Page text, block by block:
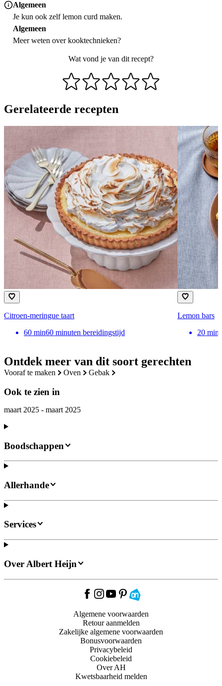
Ontdek meer van dit soort gerechten
vooraf te maken oven gebak
Ook te zien in
maart 2025 - maart 2025
Algemeen
Je kun ook zelflemon curd maken.
Algemeen
Meer weten overkooktechnieken?
Wat vond je van dit recept?
Gerelateerde recepten
Citroen-meringue taart
60 min60 minuten bereidingstijd
Lemon bars
20 min
Boodschappen
Allerhande
Services
Over Albert Heijn
Algemene voorwaarden
Retour aanmelden
Zakelijke algemene voorwaarden
Bonusvoorwaarden
Privacybeleid
Cookiebeleid
Over AH
Kwetsbaarheid melden